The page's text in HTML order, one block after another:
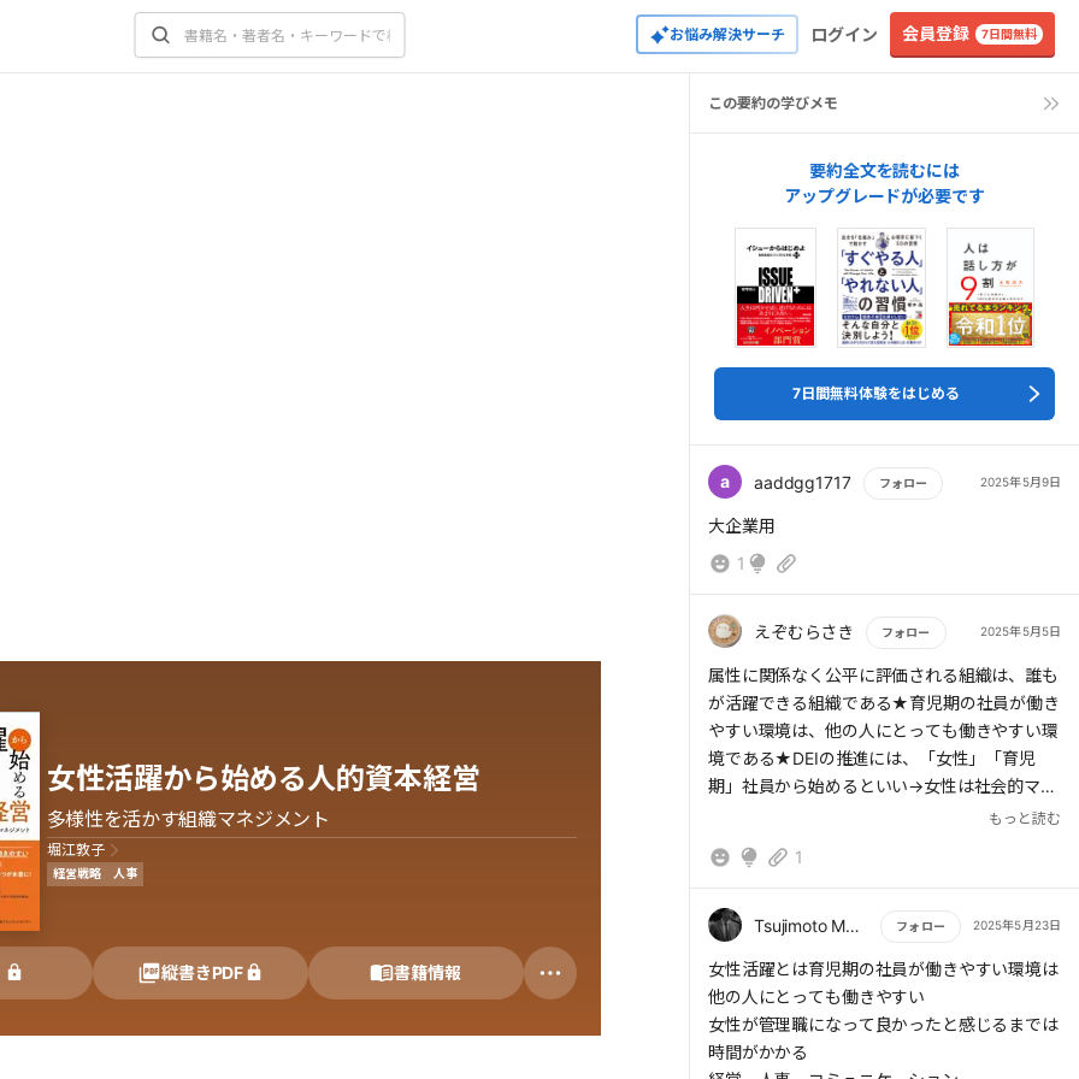
お悩み解決サーチ ログイン 会員登録 7日間無料
女性活躍から始める人的資本経営
多様性を活かす組織マネジメント
堀江敦子
経営戦略 人事
縦書きPDF 書籍情報
この要約の学びメモ
要約全文を読むには
アップグレードが必要です
7日間無料体験をはじめる
a aaddgg1717 フォロー 2025年5月9日
もっと読む
大企業用
1
えぞむらさき フォロー 2025年5月5日
もっと読む
属性に関係なく公平に評価される組織は、誰も
が活躍できる組織である★育児期の社員が働き
やすい環境は、他の人にとっても働きやすい環
境である★DEIの推進には、「女性」「育児
期」社員から始めるといい→女性は社会的マイ
ノリティの中のマジョリティであるため、ダイ
数が多い属性でさえも活躍できない環境なら
性が管理職になりづらい構造と意識の日本★女
理職になってよかった」と回答★マミートラッ
ク★
もっと読む
1
Tsujimoto Masaki フォロー 2025年5月23日
もっと読む
女性活躍とは育児期の社員が働きやすい環境は
他の人にとっても働きやすい
女性が管理職になって良かったと感じるまでは
時間がかかる